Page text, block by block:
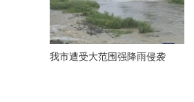
我市遭受大范围强降雨侵袭